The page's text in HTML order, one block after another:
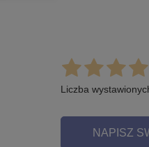
Liczba
NAPISZ